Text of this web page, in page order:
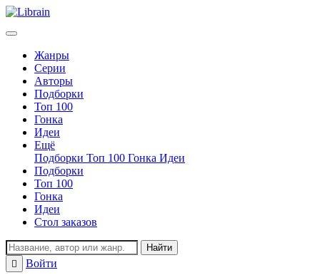
Жанры
Серии
Авторы
Подборки
Топ 100
Гонка
Идеи
Ещё
Подборки Топ 100 Гонка Идеи
Подборки
Топ 100
Гонка
Идеи
Стол заказов
Найти
Войти